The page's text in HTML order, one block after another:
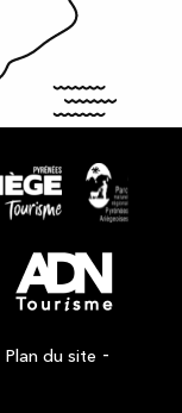
Plan du site -